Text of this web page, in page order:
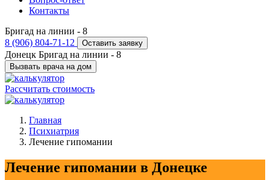
Контакты
Бригад на линии - 8
8 (906) 804-71-12
Оставить заявку
Донецк Бригад на линии - 8
Вызвать врача на дом
Рассчитать стоимость
Главная
Психиатрия
Лечение гипомании
Лечение гипомании в Донецке